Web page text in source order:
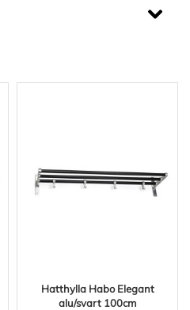
Hatthylla Habo Elegant
alu/svart 100cm